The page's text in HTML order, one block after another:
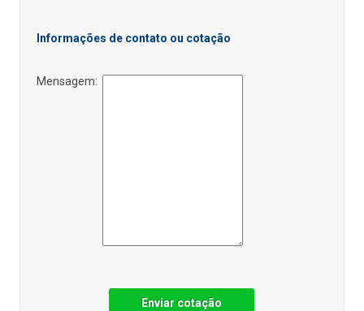
Informações de contato ou cotação
Mensagem:
Enviar cotação